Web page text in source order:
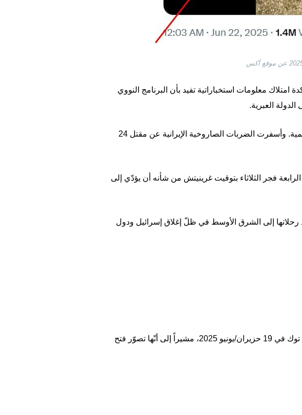
مؤكدة امتلاك معلومات استخباراتية تفيد بأن البرنامج النووي
العبرية.
وخلّفت الحرب أكثر من 600 قتيل في إيران، معظمهم من المدنيين، وفقا للأرقام الرسمية. وأسفرت الضربات الصاروخية الإيرانية عن مقتل 24
فجر الثلاثاء بتوقيت غرينيتش من شأنه أن يؤدّي إلى
إلى الشرق الأوسط في ظلّ إغلاق إسرائيل ودول
إلى نسخة منه نشرها مستخدمٌ على موقع تيك توك في 19 حزيران/يونيو 2025، مشيراً إلى أنّها تصوّر فتح